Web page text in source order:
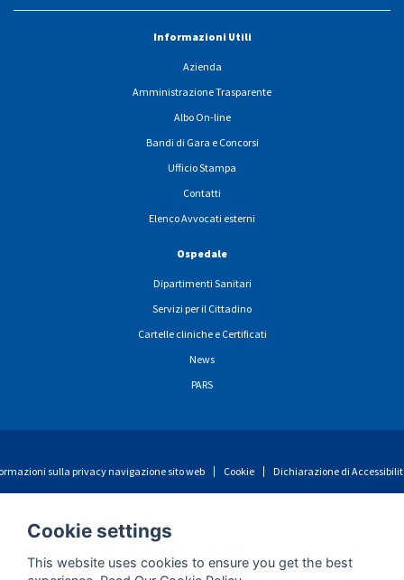
Informazioni Utili
Azienda
Amministrazione Trasparente
Albo On-line
Bandi di Gara e Concorsi
Ufficio Stampa
Contatti
Elenco Avvocati esterni
Ospedale
Dipartimenti Sanitari
Servizi per il Cittadino
Cartelle cliniche e Certificati
News
PARS
sulla privacy navigazione sito web Cookie Dichiarazione di
Cookie settings
This website uses cookies to ensure you get the best